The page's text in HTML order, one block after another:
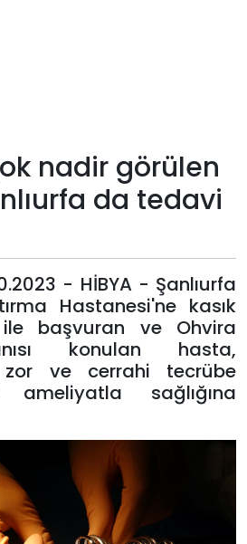
nadir görülen
da tedavi
- HİBYA - Şanlıurfa
Hastanesi'ne kasık
ile başvuran ve Ohvira
konulan hasta,
zor ve cerrahi tecrübe
sağlığına